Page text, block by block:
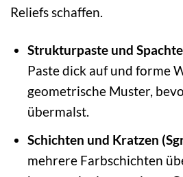
Reliefs schaffen.
Strukturpaste und
Paste dick auf und forme
geometrische Muster,
übermalst.
Schichten und Kratzen
mehrere Farbschichten